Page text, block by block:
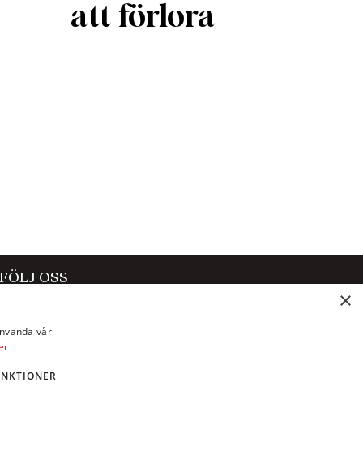
att förlora
FÖLJ OSS
Instagram
×
vår